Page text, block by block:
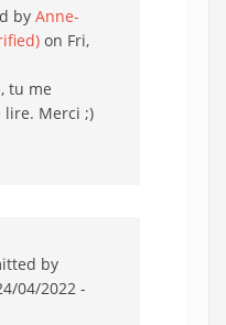
by Anne-
on Fri,
tu me
lire. Merci ;)
by
04/2022 -